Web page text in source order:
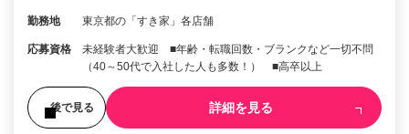
勤務地 東京都の「すき家」各店舗
応募資格
未経験者大歓迎 ■年齢・転職回数・ブランクなど一切不問
（40～50代で入社した人も多数！） ■高卒以上
後で見る 詳細を見る